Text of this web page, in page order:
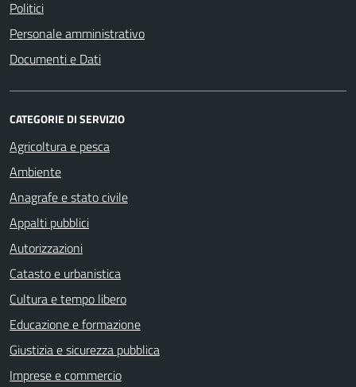
Politici
Personale amministrativo
Documenti e Dati
CATEGORIE DI SERVIZIO
Agricoltura e pesca
Ambiente
Anagrafe e stato civile
Appalti pubblici
Autorizzazioni
Catasto e urbanistica
Cultura e tempo libero
Educazione e formazione
Giustizia e sicurezza pubblica
Imprese e commercio